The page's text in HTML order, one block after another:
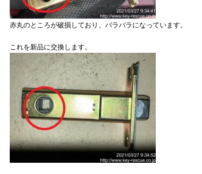
赤丸のところが破損しており、バラバラになっています。
これを新品に交換します。